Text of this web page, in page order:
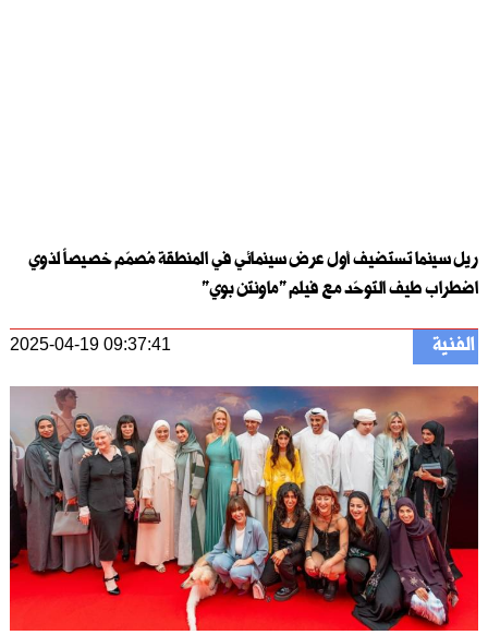
ريل سينما تستضيف أول عرض سينمائي في المنطقة مُصمّم خصيصاً لذوي
اضطراب طيف التوحّد مع فيلم "ماونتن بوي"
الفنية 2025-04-19 09:37:41